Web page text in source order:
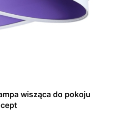
wisząca do pokoju